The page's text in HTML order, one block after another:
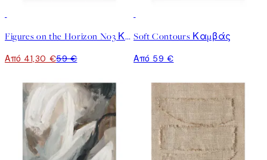
Figures on the Horizon No3 Καμβάς
Από 41,30 €59 €
Soft Contours Καμβάς
Από 59 €